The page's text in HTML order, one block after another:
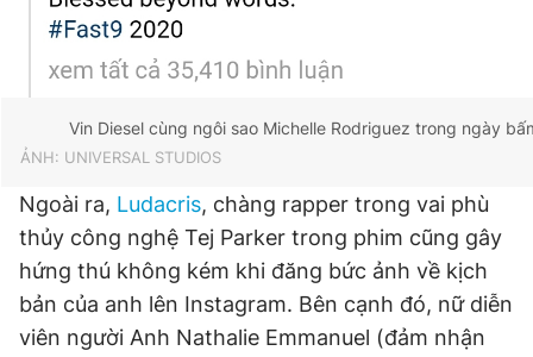
Vin Diesel cùng ngôi sao Michelle Rodriguez trong ngày
ẢNH: UNIVERSAL STUDIOS
Ngoài ra, Ludacris, chàng rapper trong vai phù
thủy công nghệ Tej Parker trong phim cũng gây
hứng thú không kém khi đăng bức ảnh về kịch
bản của anh lên Instagram. Bên cạnh đó, nữ diễn
viên người Anh Nathalie Emmanuel (đảm nhận